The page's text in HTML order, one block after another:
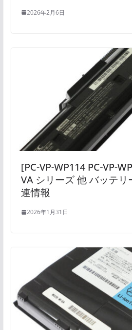
2026年2月6日
[PC-VP-WP114 PC-VP-
VA シリーズ 他 バッテリ
連情報
2026年1月31日